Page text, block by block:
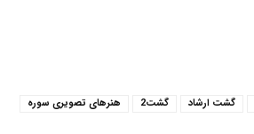
گشت ارشاد گشت2 هنرهای تصویری سوره